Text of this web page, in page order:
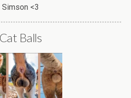
Simson <3
Cat Balls